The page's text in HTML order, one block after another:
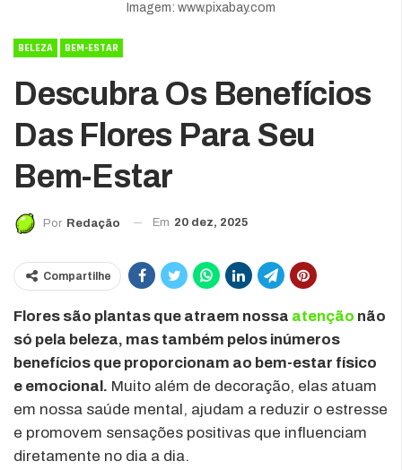
Imagem: www.pixabay.com
BELEZA BEM-ESTAR
Descubra Os Benefícios
Das Flores Para Seu
Bem-Estar
Por Redação Em 20 dez, 2025
Compartilhe
Flores são plantas que atraem nossa atenção não
só pela beleza, mas também pelos inúmeros
benefícios que proporcionam ao bem-estar físico
e emocional. Muito além de decoração, elas atuam
em nossa saúde mental, ajudam a reduzir o estresse
e promovem sensações positivas que influenciam
diretamente no dia a dia.